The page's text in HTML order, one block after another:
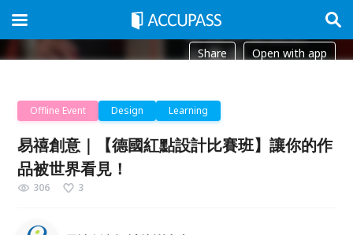
Share Open with app
Offline Event Design Learning
易禧創意｜【德國紅點設計比賽班】讓你的作
品被世界看見！
306 3